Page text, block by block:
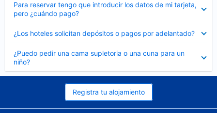
Para reservar tengo que introducir los datos de mi tarjeta,
pero ¿cuándo pago?
cerrado
¿Los hoteles solicitan depósitos o pagos por adelantado?
cerrado
¿Puedo pedir una cama supletoria o una cuna para un
niño?
cerrado
Registra tu alojamiento